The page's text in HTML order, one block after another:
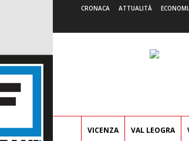
CRONACA ATTUALITÀ
VICENZA VAL LEOGRA